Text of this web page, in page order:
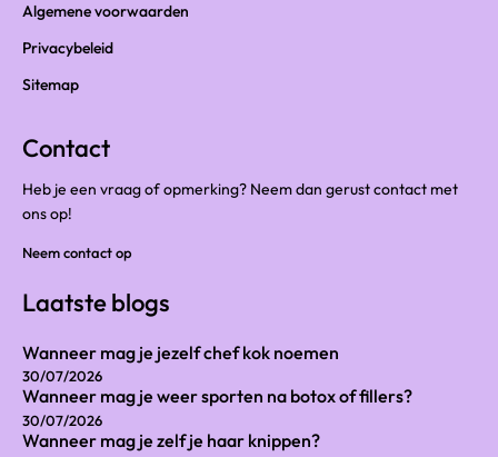
Algemene voorwaarden
Privacybeleid
Sitemap
Contact
Heb je een vraag of opmerking? Neem dan gerust contact met
ons op!
Neem contact op
Laatste blogs
Wanneer mag je jezelf chef kok noemen
30/07/2026
Wanneer mag je weer sporten na botox of fillers?
30/07/2026
Wanneer mag je zelf je haar knippen?